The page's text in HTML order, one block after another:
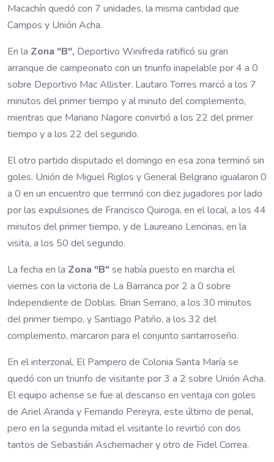
Macachín quedó con 7 unidades, la misma cantidad que
Campos y Unión Acha.
En la Zona "B", Deportivo Winifreda ratificó su gran
arranque de campeonato con un triunfo inapelable por 4 a 0
sobre Deportivo Mac Allister. Lautaro Torres marcó a los 7
minutos del primer tiempo y al minuto del complemento,
mientras que Mariano Nagore convirtió a los 22 del primer
tiempo y a los 22 del segundo.
El otro partido disputado el domingo en esa zona terminó sin
goles. Unión de Miguel Riglos y General Belgrano igualaron 0
a 0 en un encuentro que terminó con diez jugadores por lado
por las expulsiones de Francisco Quiroga, en el local, a los 44
minutos del primer tiempo, y de Laureano Lencinas, en la
visita, a los 50 del segundo.
La fecha en la Zona "B"se había puesto en marcha el
viernes con la victoria de La Barranca por 2 a 0 sobre
Independiente de Doblas. Brian Serrano, a los 30 minutos
del primer tiempo, y Santiago Patiño, a los 32 del
complemento, marcaron para el conjunto santarroseño.
En el interzonal, El Pampero de Colonia Santa María se
quedó con un triunfo de visitante por 3 a 2 sobre Unión Acha.
El equipo achense se fue al descanso en ventaja con goles
de Ariel Aranda y Fernando Pereyra, este último de penal,
pero en la segunda mitad el visitante lo revirtió con dos
tantos de Sebastián Aschemacher y otro de Fidel Correa.